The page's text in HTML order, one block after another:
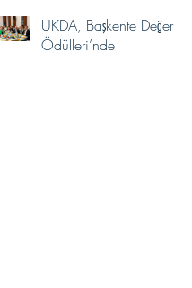
UKDA, Başkente Değer
Ödülleri’nde